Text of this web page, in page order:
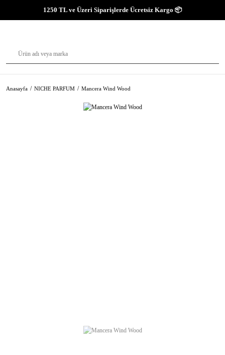
1250 TL ve Üzeri Siparişlerde Ücretsiz Kargo 📦
Anasayfa NICHE PARFUM Mancera Wind Wood